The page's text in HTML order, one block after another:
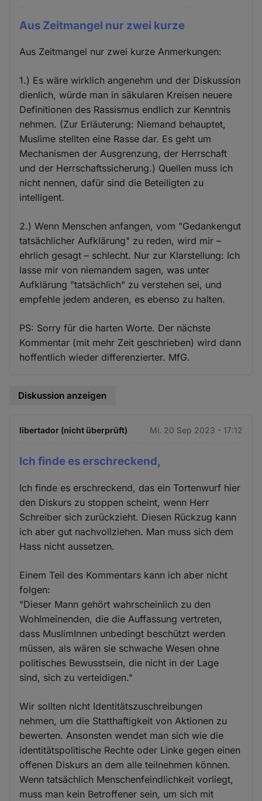
Aus Zeitmangel nur zwei kurze
Aus Zeitmangel nur zwei kurze Anmerkungen:
1.) Es wäre wirklich angenehm und der Diskussion
dienlich, würde man in säkularen Kreisen neuere
Definitionen des Rassismus endlich zur Kenntnis
nehmen. (Zur Erläuterung: Niemand behauptet,
Muslime stellten eine Rasse dar. Es geht um
Mechanismen der Ausgrenzung, der Herrschaft
und der Herrschaftssicherung.) Quellen muss ich
nicht nennen, dafür sind die Beteiligten zu
intelligent.
2.) Wenn Menschen anfangen, vom "Gedankengut
tatsächlicher Aufklärung" zu reden, wird mir –
ehrlich gesagt – schlecht. Nur zur Klarstellung: Ich
lasse mir von niemandem sagen, was unter
Aufklärung "tatsächlich" zu verstehen sei, und
empfehle jedem anderen, es ebenso zu halten.
PS: Sorry für die harten Worte. Der nächste
Kommentar (mit mehr Zeit geschrieben) wird dann
hoffentlich wieder differenzierter. MfG.
Diskussion anzeigen
libertador (nicht überprüft) Mi. 20 Sep 2023 - 17:12
Ich finde es erschreckend,
Ich finde es erschreckend, das ein Tortenwurf hier
den Diskurs zu stoppen scheint, wenn Herr
Schreiber sich zurückzieht. Diesen Rückzug kann
ich aber gut nachvollziehen. Man muss sich dem
Hass nicht aussetzen.
Einem Teil des Kommentars kann ich aber nicht
folgen:
"Dieser Mann gehört wahrscheinlich zu den
Wohlmeinenden, die die Auffassung vertreten,
dass MuslimInnen unbedingt beschützt werden
müssen, als wären sie schwache Wesen ohne
politisches Bewusstsein, die nicht in der Lage
sind, sich zu verteidigen."
Wir sollten nicht Identitätszuschreibungen
nehmen, um die Statthaftigkeit von Aktionen zu
bewerten. Ansonsten wendet man sich wie die
identitätspolitische Rechte oder Linke gegen einen
offenen Diskurs an dem alle teilnehmen können.
Wenn tatsächlich Menschenfeindlichkeit vorliegt,
muss man kein Betroffener sein, um sich mit